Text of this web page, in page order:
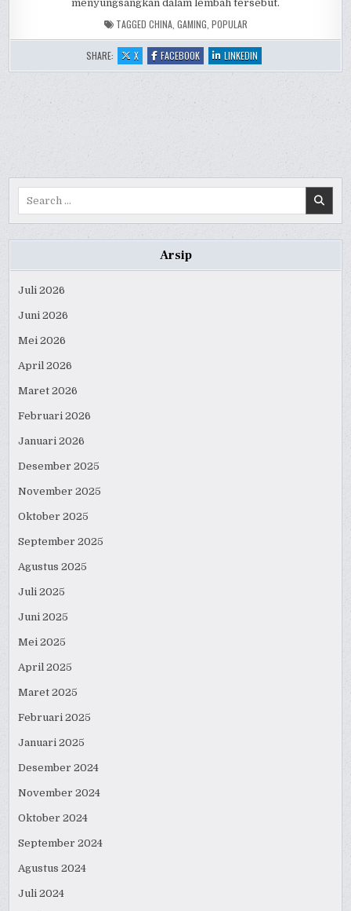
menyungsangkan dalam lembah tersebut.
TAGGED CHINA, GAMING POPULAR
SHARE: X:
POPULAR
GAMING
FACEBOOK:
POPULAR
GAMING
LINKEDIN
POPULAR
GAMING
Arsip
Juli 2026
Juni 2026
Mei 2026
April 2026
Maret 2026
Februari 2026
Januari 2026
Desember 2025
November 2025
Oktober 2025
September 2025
Agustus 2025
Juli 2025
Juni 2025
Mei 2025
April 2025
Maret 2025
Februari 2025
Januari 2025
Desember 2024
November 2024
Oktober 2024
September 2024
Agustus 2024
Juli 2024